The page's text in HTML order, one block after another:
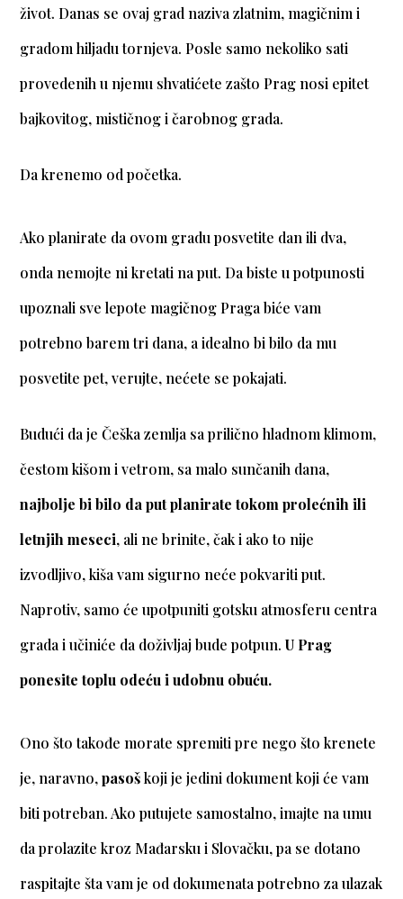
život. Danas se ovaj grad naziva zlatnim, magičnim i
gradom hiljadu tornjeva. Posle samo nekoliko sati
provedenih u njemu shvatićete zašto Prag nosi epitet
bajkovitog, mističnog i čarobnog grada.
Da krenemo od početka.
Ako planirate da ovom gradu posvetite dan ili dva,
onda nemojte ni kretati na put. Da biste u potpunosti
upoznali sve lepote magičnog Praga biće vam
potrebno barem tri dana, a idealno bi bilo da mu
posvetite pet, verujte, nećete se pokajati.
Budući da je Češka zemlja sa prilično hladnom klimom,
čestom kišom i vetrom, sa malo sunčanih dana,
najbolje bi bilo da put planirate tokom prolećnih ili
letnjih meseci, ali ne brinite, čak i ako to nije
izvodljivo, kiša vam sigurno neće pokvariti put.
Naprotiv, samo će upotpuniti gotsku atmosferu centra
grada i učiniće da doživljaj bude potpun.U Prag
ponesite toplu odeću i udobnu obuću.
Ono što takođe morate spremiti pre nego što krenete
je, naravno,pasoškoji je jedini dokument koji će vam
biti potreban. Ako putujete samostalno, imajte na umu
da prolazite kroz Mađarsku i Slovačku, pa se dotano
raspitajte šta vam je od dokumenata potrebno za ulazak